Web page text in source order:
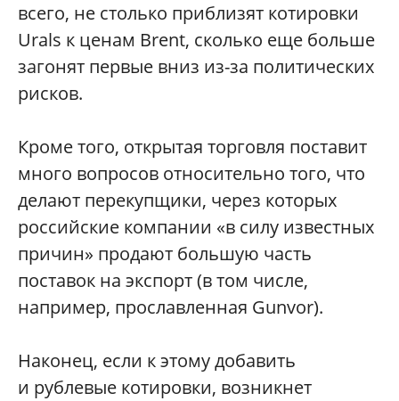
всего, не столько приблизят котировки
Urals к ценам Brent, сколько еще больше
загонят первые вниз из-за политических
рисков.
Кроме того, открытая торговля поставит
много вопросов относительно того, что
делают перекупщики, через которых
российские компании «в силу известных
причин» продают большую часть
поставок на экспорт (в том числе,
например, прославленная Gunvor).
Наконец, если к этому добавить
и рублевые котировки, возникнет